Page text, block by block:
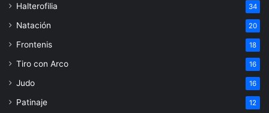
Halterofilia 34
Natación 20
Frontenis 18
Tiro con Arco 16
Judo 16
Patinaje 12